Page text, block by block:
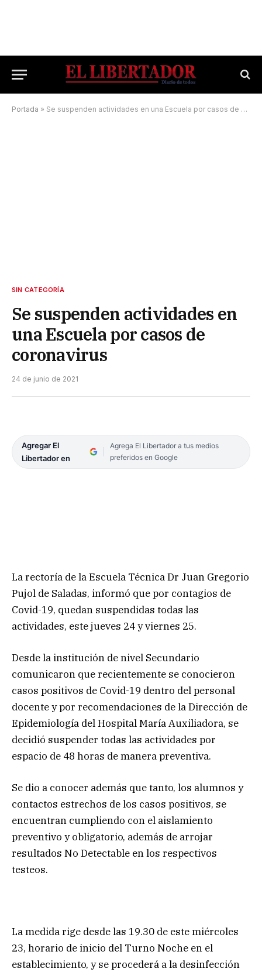
Portada » Se suspenden actividades en una Escuela por casos de coronavirus
SIN CATEGORÍA
Se suspenden actividades en
una Escuela por casos de
coronavirus
24 de junio de 2021
Agregar El
Libertador en
Agrega El Libertador a tus medios
preferidos en Google
La rectoría de la Escuela Técnica Dr Juan Gregorio
Pujol de Saladas, informó que por contagios de
Covid-19, quedan suspendidas todas las
actividades, este jueves 24 y viernes 25.
Desde la institución de nivel Secundario
comunicaron que recientemente se conocieron
casos positivos de Covid-19 dentro del personal
docente y por recomendaciones de la Dirección de
Epidemiología del Hospital María Auxiliadora, se
decidió suspender todas las actividades por
espacio de 48 horas de manera preventiva.
Se dio a conocer además que tanto, los alumnos y
contactos estrechos de los casos positivos, se
encuentran cumpliendo con el aislamiento
preventivo y obligatorio, además de arrojar
resultados No Detectable en los respectivos
testeos.
La medida rige desde las 19.30 de este miércoles
23, horario de inicio del Turno Noche en el
establecimiento, y se procederá a la desinfección